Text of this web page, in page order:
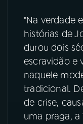
"Na verdade
histórias de
durou dois
escravidão e
naquele
tradicional.
de crise,
uma praga, a